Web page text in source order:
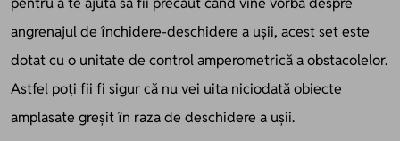
angrenajul de închidere-deschidere a ușii, acest set este
dotat cu o unitate de control amperometrică a obstacolelor.
Astfel poți fii fi sigur că nu vei uita niciodată obiecte
amplasate greșitîn raza de deschidere a ușii.